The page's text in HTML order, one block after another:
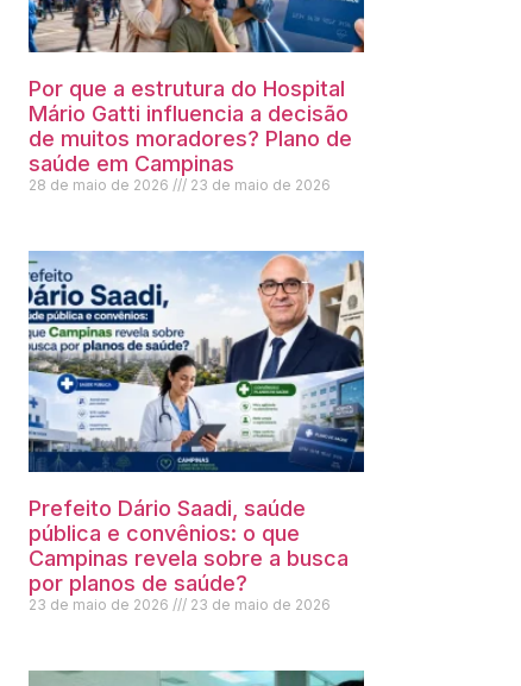
Por que a estrutura do Hospital
Mário Gatti influencia a decisão
de muitos moradores? Plano de
saúde em Campinas
28 de maio de 2026 23 de maio de 2026
Prefeito Dário Saadi, saúde
pública e convênios: o que
Campinas revela sobre a busca
por planos de saúde?
23 de maio de 2026 23 de maio de 2026